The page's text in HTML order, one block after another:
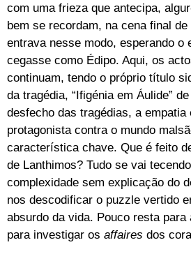
com uma frieza que antecipa,
bem se recordam, na cena final de
entrava nesse modo, esperando o
cegasse como Édipo. Aqui, os
continuam, tendo o próprio título
da tragédia, “Ifigénia em Áulide”
desfecho das tragédias, a empatia
protagonista contra o mundo
característica chave. Que é feito
de Lanthimos? Tudo se vai
complexidade sem explicação do
nos descodificar o puzzle vertido
absurdo da vida. Pouco resta para
para investigar os affaires dos